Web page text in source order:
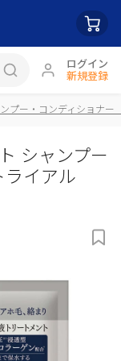
ログイン
新規登録
プー・コンディショナー
シャンプー
ライアル